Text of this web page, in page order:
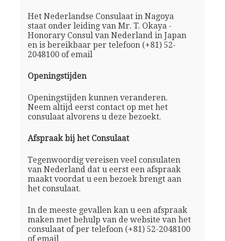
Het Nederlandse Consulaat in Nagoya
staat onder leiding van Mr. T. Okaya -
Honorary Consul van Nederland in Japan
en is bereikbaar per telefoon (+81) 52-
2048100 of email
Openingstijden
Openingstijden kunnen veranderen.
Neem altijd eerst contact op met het
consulaat alvorens u deze bezoekt.
Afspraak bij het Consulaat
Tegenwoordig vereisen veel consulaten
van Nederland dat u eerst een afspraak
maakt voordat u een bezoek brengt aan
het consulaat.
In de meeste gevallen kan u een afspraak
maken met behulp van de website van het
consulaat of per telefoon (+81) 52-2048100
of email